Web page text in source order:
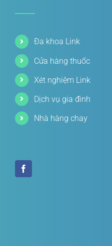
Đa khoa Link
Cửa hàng thuốc
Xét nghiệm Link
Dịch vụ gia đình
Nhà hàng chay